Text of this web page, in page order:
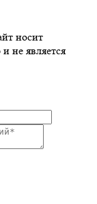
носит
не является